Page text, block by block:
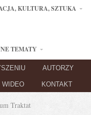
KULTURA, SZTUKA
TEMATY
AUTORZY
WIDEO KONTAKT
Traktat